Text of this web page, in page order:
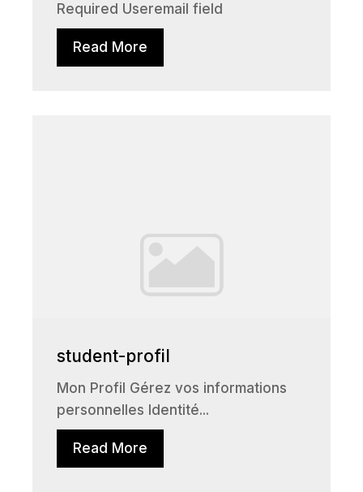
Required Useremail field
Read More
student-profil
Mon Profil Gérez vos informations
personnelles Identité...
Read More